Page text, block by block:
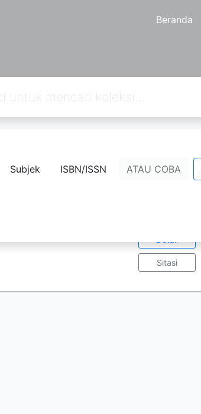
Beranda
Subjek ISBN/ISSN ATAU COBA
Ketersediaan
Sitasi